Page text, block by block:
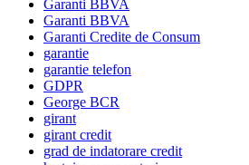
Garanti BBVA
Garanti BBVA
Garanti Credite de Consum
garantie
garantie telefon
GDPR
George BCR
girant
girant credit
grad de indatorare credit